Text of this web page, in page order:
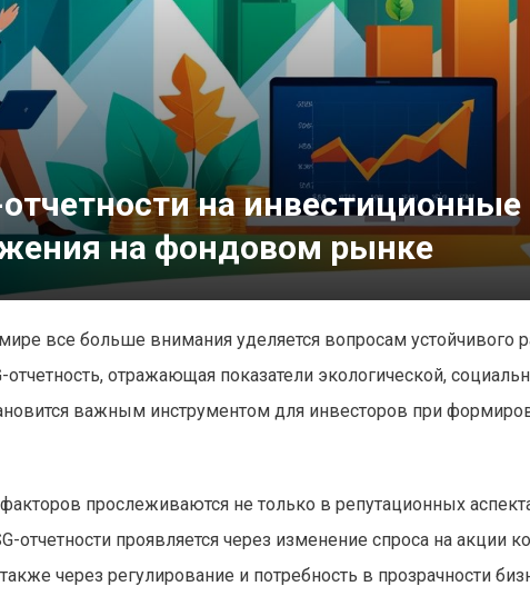
отчетности на
на фондовом рынке
все больше внимания уделяется вопросам устойчивого
отчетность, отражающая показатели экологической,
важным инструментом для инвесторов при
прослеживаются не только в репутационных
отчетности проявляется через изменение спроса на акции
через регулирование и потребность в прозрачности